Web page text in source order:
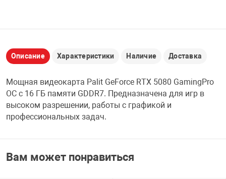
USB
USB ХАБЫ
CARD RIDER
ДОМА
ТЕХНИКА
Описание Характеристики Наличие Доставка
Мощная видеокарта Palit GeForce RTX 5080 GamingPro
OC с 16 ГБ памяти GDDR7. Предназначена для игр в
высоком разрешении, работы с графикой и
профессиональных задач.
Вам может понравиться